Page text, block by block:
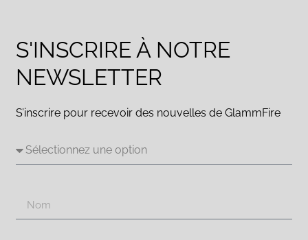
S'INSCRIRE À NOTRE
NEWSLETTER
S’inscrire pour recevoir des nouvelles de GlammFire